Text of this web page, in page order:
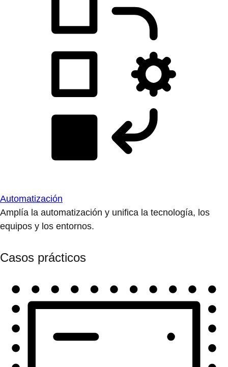
Automatización
Amplía la automatización y unifica la tecnología, los
equipos y los entornos.
Casos prácticos